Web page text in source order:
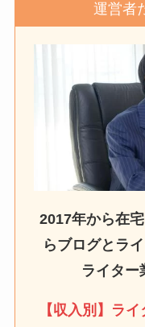
運営者
2017年から在
らブログとラ
ライター
【収入別】ラ